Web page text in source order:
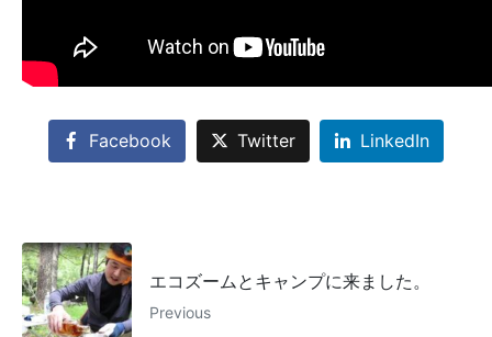
Facebook Twitter LinkedIn
エコズームとキャンプに来ました。
Previous